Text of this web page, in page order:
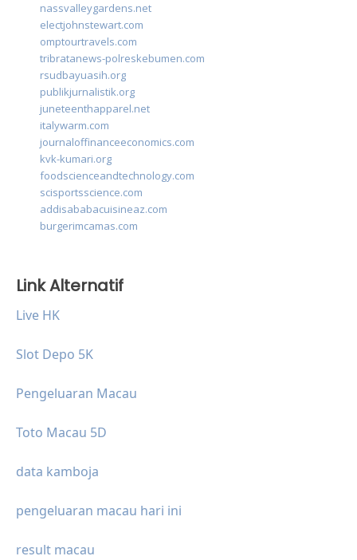
nassvalleygardens.net
electjohnstewart.com
omptourtravels.com
tribratanews-polreskebumen.com
rsudbayuasih.org
publikjurnalistik.org
juneteenthapparel.net
italywarm.com
journaloffinanceeconomics.com
kvk-kumari.org
foodscienceandtechnology.com
scisportsscience.com
addisababacuisineaz.com
burgerimcamas.com
Link Alternatif
Live HK
Slot Depo 5K
Pengeluaran Macau
Toto Macau 5D
data kamboja
pengeluaran macau hari ini
result macau